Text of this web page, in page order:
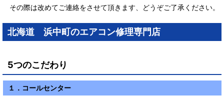
その際は改めてご連絡をさせて頂きます、どうぞご了承ください。
北海道 浜中町のエアコン修理専門店
5つのこだわり
１．コールセンター